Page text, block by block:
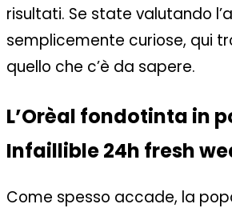
risultati. Se state valutando
semplicemente curiose, qui
quello che c’è da sapere.
L’Orèal fondotinta in
Infaillible 24h fresh
Come spesso accade, la